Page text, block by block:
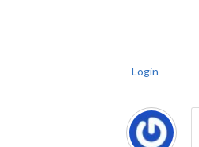
Login